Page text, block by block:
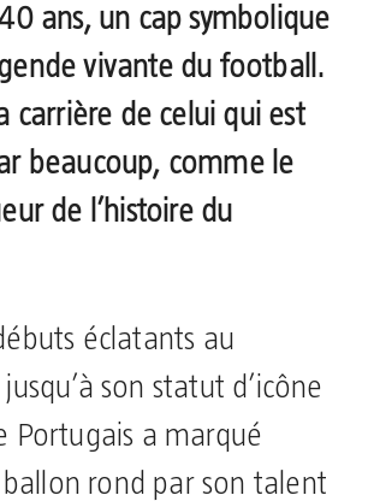
ans, un cap symbolique
vivante du football.
carrière de celui qui est
beaucoup, comme le
de l’histoire du
éclatants au
son statut d’icône
Portugais a marqué
ballon rond par son talent